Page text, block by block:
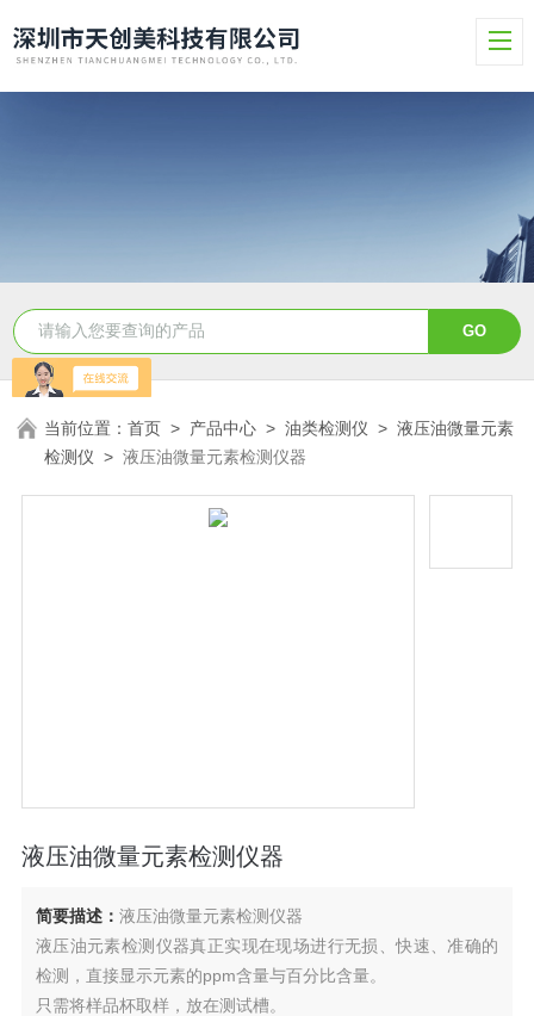
当前位置：首页 > 产品中心 >油类检测仪 >液压油微量元素
检测仪 >液压油微量元素检测仪器
液压油微量元素检测仪器
简要描述： 液压油微量元素检测仪器
液压油元素检测仪器真正实现在现场进行无损、快速、准确的
检测，直接显示元素的ppm含量与百分比含量。
只需将样品杯取样，放在测试槽。